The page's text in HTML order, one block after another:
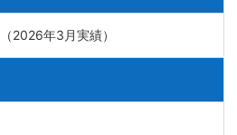
2026年3月実績）